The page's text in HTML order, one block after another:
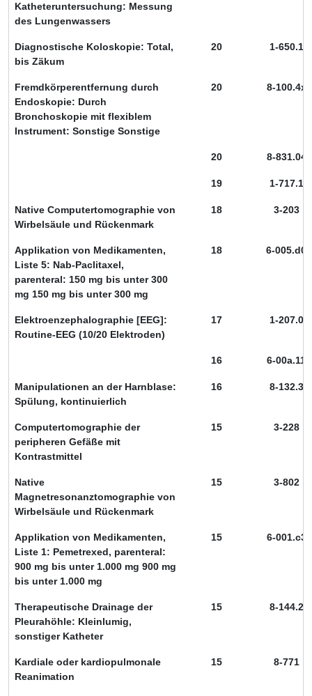
Katheteruntersuchung: Messung
des Lungenwassers
Diagnostische Koloskopie: Total,
bis Zäkum
20 1-650.1
Fremdkörperentfernung durch
Endoskopie: Durch
Bronchoskopie mit flexiblem
Instrument: Sonstige Sonstige
20 8-100.4x
20 8-831.04
19 1-717.1
Native Computertomographie von
Wirbelsäule und Rückenmark
18 3-203
Applikation von Medikamenten,
Liste 5: Nab-Paclitaxel,
parenteral: 150 mg bis unter 300
mg 150 mg bis unter 300 mg
18 6-005.d0
Elektroenzephalographie [EEG]:
Routine-EEG (10/20 Elektroden)
17 1-207.0
16 6-00a.11
Manipulationen an der Harnblase:
Spülung, kontinuierlich
16 8-132.3
Computertomographie der
peripheren Gefäße mit
Kontrastmittel
15 3-228
Native
Magnetresonanztomographie von
Wirbelsäule und Rückenmark
15 3-802
Applikation von Medikamenten,
Liste 1: Pemetrexed, parenteral:
900 mg bis unter 1.000 mg 900 mg
bis unter 1.000 mg
15 6-001.c3
Therapeutische Drainage der
Pleurahöhle: Kleinlumig,
sonstiger Katheter
15 8-144.2
Kardiale oder kardiopulmonale
Reanimation
15 8-771